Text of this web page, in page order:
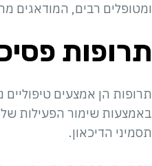
ומטופלים רבים, המודאגים
תרופות
תרופות הן אמצעים טיפוליים
באמצעות שימור הפעילות של
תסמיני הדיכאון.